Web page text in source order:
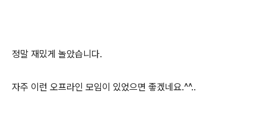
정말 재밌게 놀았습니다.
자주 이런 오프라인 모임이 있었으면 좋겠네요.^^..